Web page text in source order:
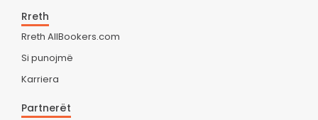
Rreth
Rreth AllBookers.com
Si punojmë
Karriera
Partnerët